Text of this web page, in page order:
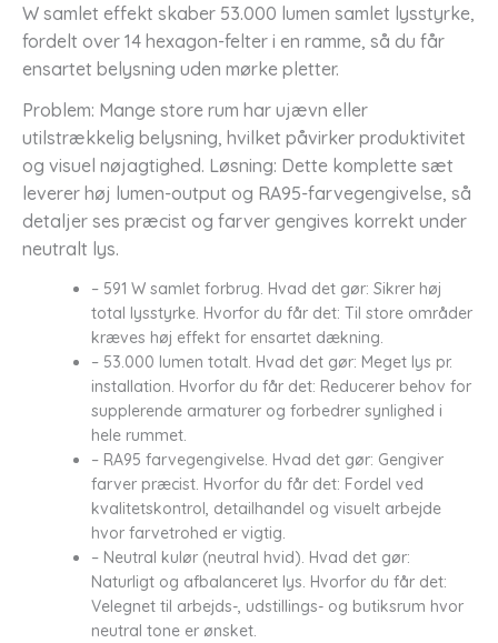
W samlet effekt skaber 53.000 lumen samlet lysstyrke,
fordelt over 14 hexagon-felter i en ramme, så du får
ensartet belysning uden mørke pletter.
Problem: Mange store rum har ujævn eller
utilstrækkelig belysning, hvilket påvirker produktivitet
og visuel nøjagtighed. Løsning: Dette komplette sæt
leverer høj lumen-output og RA95-farvegengivelse, så
detaljer ses præcist og farver gengives korrekt under
neutralt lys.
– 591 W samlet forbrug. Hvad det gør: Sikrer høj
total lysstyrke. Hvorfor du får det: Til store områder
kræves høj effekt for ensartet dækning.
– 53.000 lumen totalt. Hvad det gør: Meget lys pr.
installation. Hvorfor du får det: Reducerer behov for
supplerende armaturer og forbedrer synlighed i
hele rummet.
– RA95 farvegengivelse. Hvad det gør: Gengiver
farver præcist. Hvorfor du får det: Fordel ved
kvalitetskontrol, detailhandel og visuelt arbejde
hvor farvetrohed er vigtig.
– Neutral kulør (neutral hvid). Hvad det gør:
Naturligt og afbalanceret lys. Hvorfor du får det:
Velegnet til arbejds-, udstillings- og butiksrum hvor
neutral tone er ønsket.